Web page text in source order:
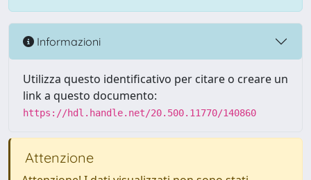
Informazioni
Utilizza questo identificativo per citare o creare un
link a questo documento:
https://hdl.handle.net/20.500.11770/140860
Attenzione